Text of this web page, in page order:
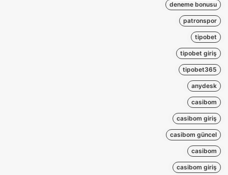
deneme bonusu
patronspor
tipobet
tipobet giriş
tipobet365
anydesk
casibom
casibom giriş
casibom güncel
casibom
casibom giriş